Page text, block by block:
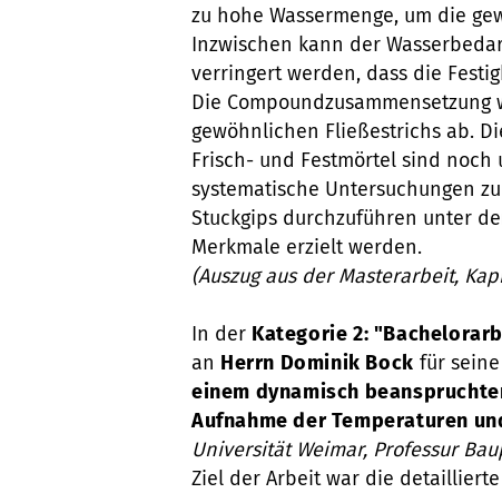
zu hohe Wassermenge, um die
Inzwischen kann der
verringert werden, dass die
Die
gewöhnlichen Fließestrichs ab.
Frisch- und Festmörtel sind noch
systematische Untersuchungen
Stuckgips durchzuführen unter
Merkmale erzielt werden.
(Auszug aus der Masterarbeit,
In der Kategorie 2:
an Herrn Dominik Bock für
einem dynamisch
Aufnahme der Temperaturen
Universität Weimar, Professur
Ziel der Arbeit war die